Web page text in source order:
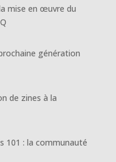
mise en œuvre du
génération
de zines à la
101 : la communauté